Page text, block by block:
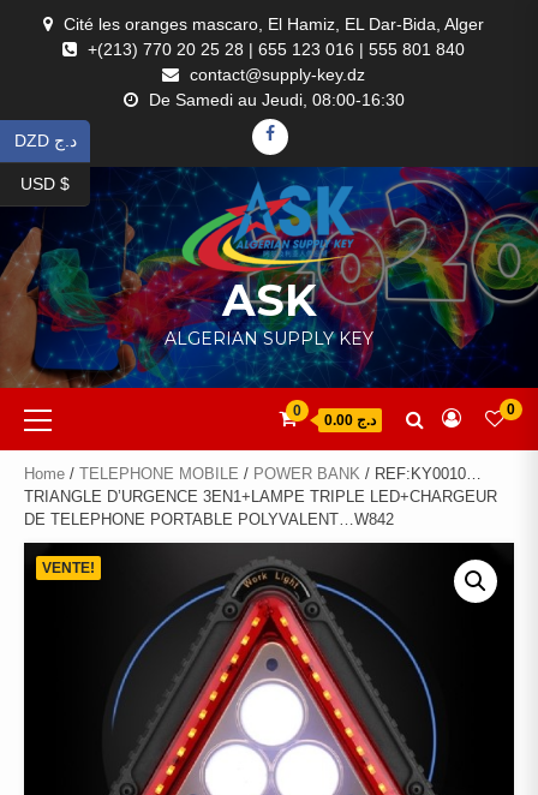
Cité les oranges mascaro, El Hamiz, EL Dar-Bida, Alger
+(213) 770 20 25 28 | 655 123 016 | 555 801 840
contact@supply-key.dz
De Samedi au Jeudi, 08:00-16:30
FACEBOOK
ASK
ALGERIAN SUPPLY KEY
Primary
Menu
0
د.ج 0.00
0
Home / TELEPHONE MOBILE / POWER BANK / REF:KY0010…
TRIANGLE D’URGENCE 3EN1+LAMPE TRIPLE LED+CHARGEUR
DE TELEPHONE PORTABLE POLYVALENT…W842
VENTE!
DZD د.ج
USD $